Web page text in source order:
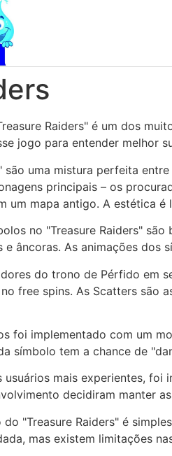
Raiders" é um dos
jogo para entender melhor
são uma mistura perfeita
principais – os
um mapa antigo. A estética é
no "Treasure Raiders"
âncoras. As animações dos
do trono de Pérfido em
free spins. As Scatters são
foi implementado com um
símbolo tem a chance de
usuários mais experientes,
decidiram manter
do "Treasure Raiders" é
mas existem limitações